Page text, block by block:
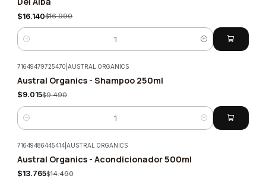
$16.140$16.990
Cantidad
-5%
71649479725470 |AUSTRAL ORGANICS
Austral Organics - Shampoo 250ml
$9.015$9.490
Cantidad
-5%
71649486445414 |AUSTRAL ORGANICS
Austral Organics - Acondicionador 500ml
$13.765$14.490